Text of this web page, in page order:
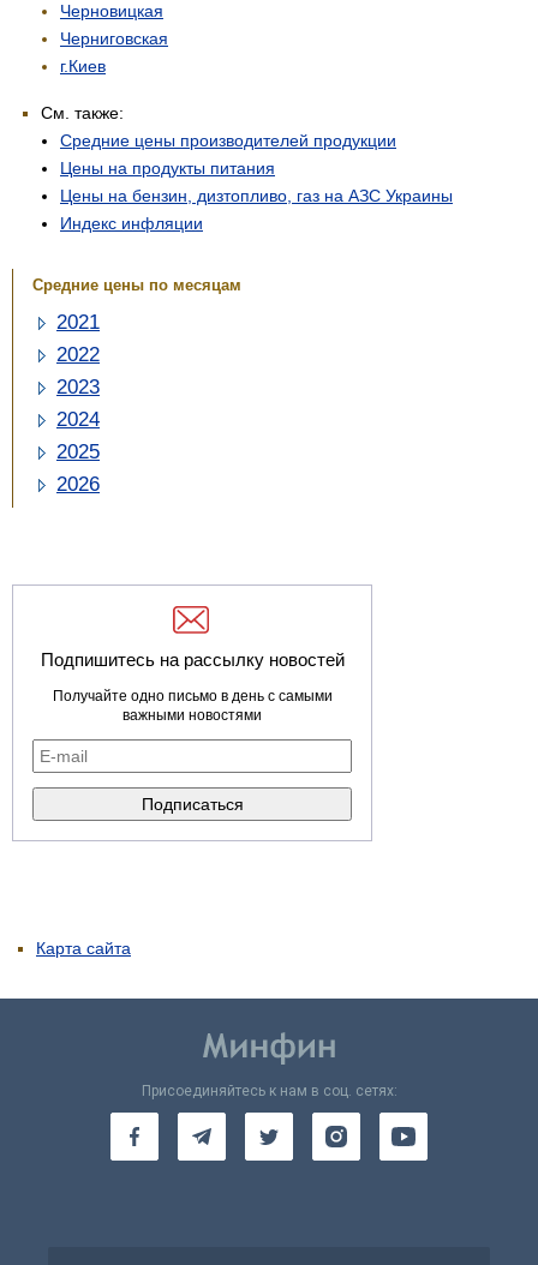
Черновицкая
Черниговская
г.Киев
См. также:
Средние цены производителей продукции
Цены на продукты питания
Цены на бензин, дизтопливо, газ на АЗС Украины
Индекс инфляции
Средние цены по месяцам
2021
2022
2023
2024
2025
2026
Подпишитесь на рассылку новостей
Получайте одно письмо в день с самыми
важными новостями
Карта сайта
Присоединяйтесь к нам в соц. сетях: